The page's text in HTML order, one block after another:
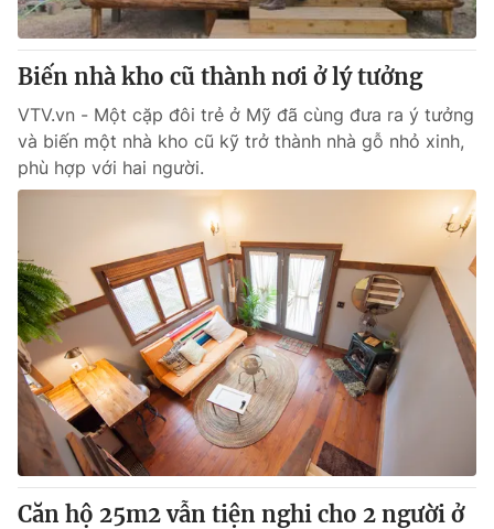
Biến nhà kho cũ thành nơi ở lý tưởng
VTV.vn - Một cặp đôi trẻ ở Mỹ đã cùng đưa ra ý tưởng
và biến một nhà kho cũ kỹ trở thành nhà gỗ nhỏ xinh,
phù hợp với hai người.
Căn hộ 25m2 vẫn tiện nghi cho 2 người ở